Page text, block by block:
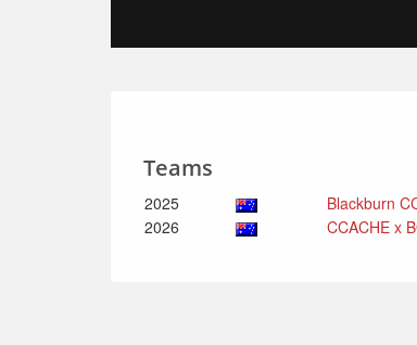
Teams
2025
Blackburn
2026
CCACHE x